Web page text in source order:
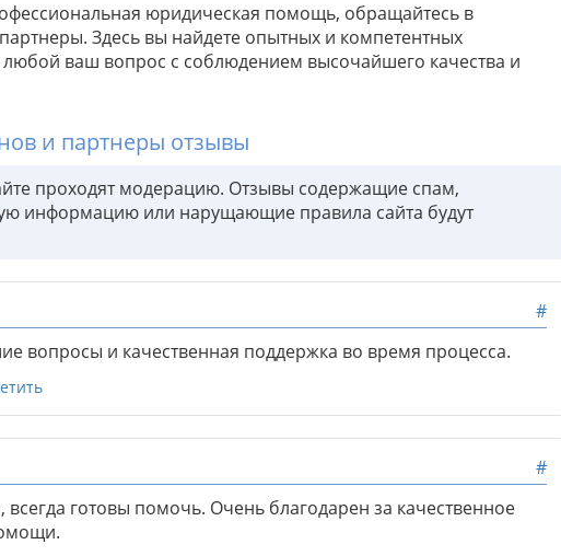
юридическая помощь, обращайтесь в
Здесь вы найдете опытных и компетентных
любой ваш вопрос с соблюдением высочайшего качества и
и партнеры отзывы
проходят модерацию. Отзывы содержащие спам,
информацию или нарущающие правила сайта будут
#
вопросы и качественная поддержка во время процесса.
#
готовы помочь. Очень благодарен за качественное